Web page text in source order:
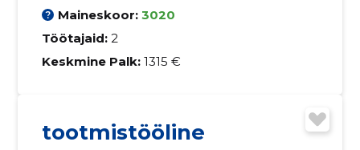
Maineskoor: 3020
Töötajaid: 2
Keskmine Palk: 1315 €
tootmistööline